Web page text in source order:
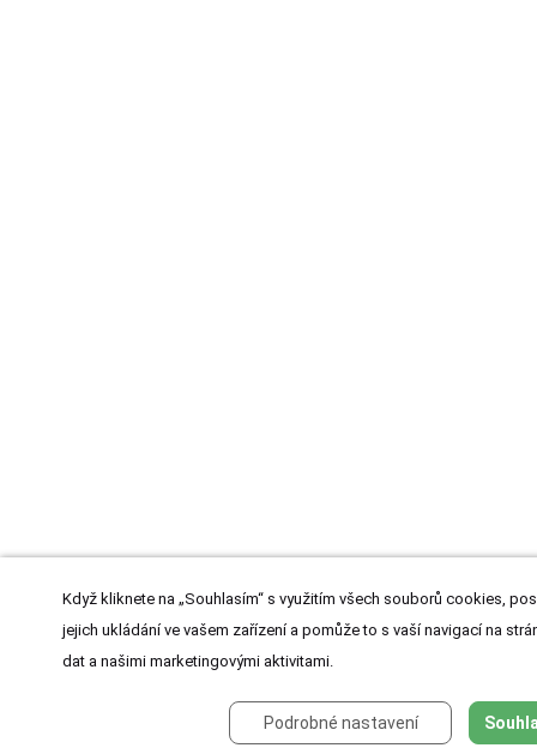
Když kliknete na „Souhlasím“ s využitím všech souborů cookies,
jejich ukládání ve vašem zařízení a pomůže to s vaší navigací na
dat a našimi marketingovými aktivitami.
Podrobné nastavení